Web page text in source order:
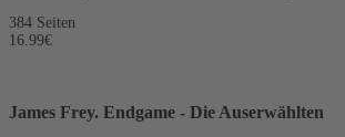
384 Seiten
16.99€
James Frey. Endgame - Die Auserwählten